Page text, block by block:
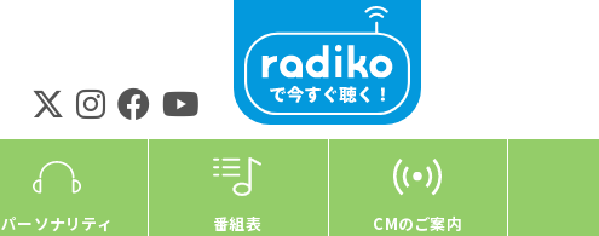
パーソナリティ 番組表 CMのご案内